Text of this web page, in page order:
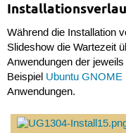
Während die Installation
Slideshow die Wartezeit
Anwendungen der
Beispiel Ubuntu GNOME
Anwendungen.